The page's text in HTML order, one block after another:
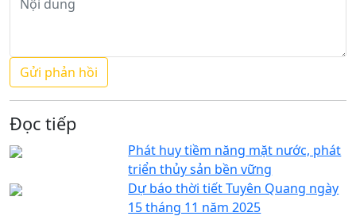
Đọc tiếp
Phát huy tiềm năng mặt nước, phát
triển thủy sản bền vững
Dự báo thời tiết Tuyên Quang ngày
15 tháng 11 năm 2025